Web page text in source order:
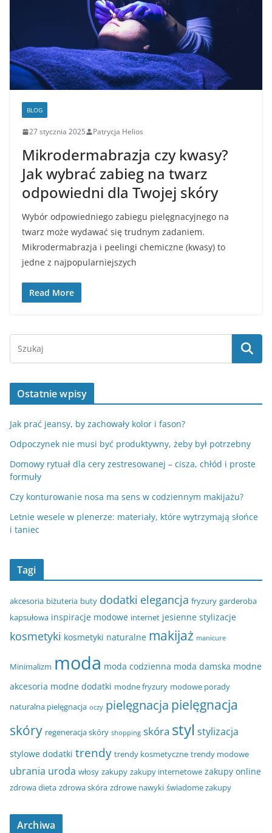
BLOG
27 stycznia 2025 Patrycja Helios
Mikrodermabrazja czy kwasy?
Jak wybrać zabieg na twarz
odpowiedni dla Twojej skóry
Wybór odpowiedniego zabiegu pielęgnacyjnego na
twarz może wydawać się trudnym zadaniem.
Mikrodermabrazja i peelingi chemiczne (kwasy) to
jedne z najpopularniejszych
Read More
Ostatnie wpisy
Jak prać jeansy, by zachowały kolor i fason?
Odpoczynek nie musi być produktywny, żeby był potrzebny
Domowy rytuał dla cery zestresowanej – cisza, chłód i proste
formuły
Czy konturowanie nosa ma sens w codziennym makijażu?
Letnie wesele w plenerze: materiały, które wytrzymają słońce
i taniec
Tagi
akcesoria biżuteria buty dodatki elegancja fryzury garderoba
kapsułowa inspiracje modowe internet jesienne stylizacje
kosmetyki kosmetyki naturalne makijaż manicure
Minimalizm moda moda codzienna moda damska modne
akcesoria modne dodatki modne fryzury modowe porady
naturalna pielęgnacja oczy pielęgnacja pielęgnacja
skóry regeneracja skóry shopping skóra styl stylizacja
stylowe dodatki trendy trendy kosmetyczne trendy modowe
ubrania uroda włosy zakupy zakupy internetowe zakupy online
zdrowa dieta zdrowa skóra zdrowe nawyki świadome zakupy
Archiwa